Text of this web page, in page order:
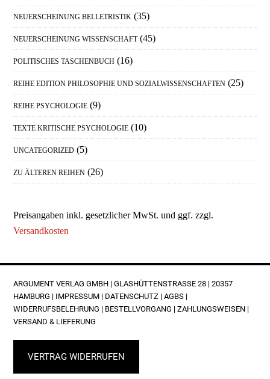
NEUERSCHEINUNG BELLETRISTIK (35)
NEUERSCHEINUNG WISSENSCHAFT (45)
POLITISCHES TASCHENBUCH (16)
REIHE EDITION PHILOSOPHIE UND SOZIALWISSENSCHAFTEN (25)
REIHE PSYCHOLOGIE (9)
TEXTE KRITISCHE PSYCHOLOGIE (10)
UNCATEGORIZED (5)
ZU ÄLTEREN REIHEN (26)
Preisangaben inkl. gesetzlicher MwSt. und ggf. zzgl.
Versandkosten
FOOTER
ARGUMENT VERLAG GMBH | GLASHÜTTENSTRASSE 28 | 20357 H
AMBURG | IMPRESSUM | DATENSCHUTZ |AGBS |
WIDERRUFSBELEHRUNG | BESTELLVORGANG |ZAHLUNGSWEISEN |
VERSAND & LIEFERUNG
VERTRAG WIDERRUFEN